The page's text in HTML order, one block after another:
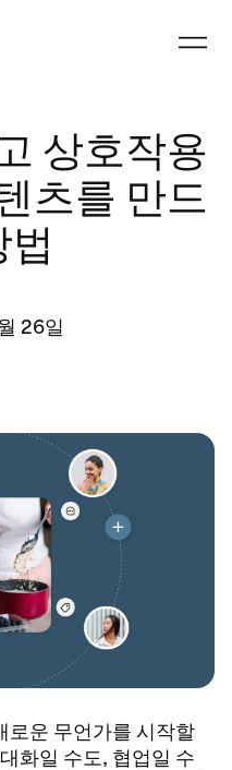
상호작용
츠를 만드
법
26일
로운 무언가를 시작할
화일 수도, 협업일 수